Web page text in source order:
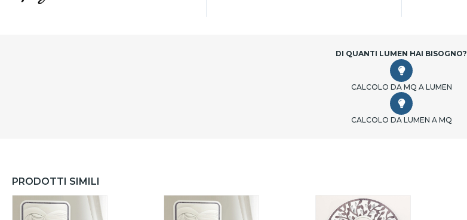
DI QUANTI LUMEN HAI BISOGNO?
CALCOLO DA MQ A LUMEN
CALCOLO DA LUMEN A MQ
PRODOTTI SIMILI